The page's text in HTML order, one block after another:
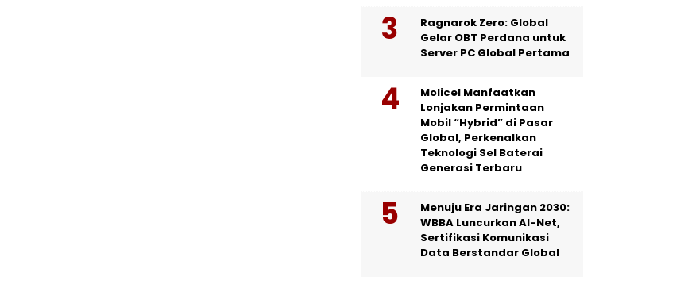
Ragnarok Zero: Global
Gelar OBT Perdana untuk
Server PC Global Pertama
Molicel Manfaatkan
Lonjakan Permintaan
Mobil “Hybrid” di Pasar
Global, Perkenalkan
Teknologi Sel Baterai
Generasi Terbaru
Menuju Era Jaringan 2030:
WBBA Luncurkan AI-Net,
Sertifikasi Komunikasi
Data Berstandar Global